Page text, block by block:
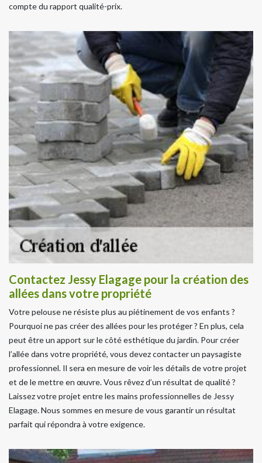
compte du rapport qualité-prix.
Contactez Jessy Elagage pour la création des
allées dans votre propriété
Votre pelouse ne résiste plus au piétinement de vos enfants ?
Pourquoi ne pas créer des allées pour les protéger ? En plus, cela
peut être un apport sur le côté esthétique du jardin. Pour créer
l’allée dans votre propriété, vous devez contacter un paysagiste
professionnel. Il sera en mesure de voir les détails de votre projet
et de le mettre en œuvre. Vous rêvez d’un résultat de qualité ?
Laissez votre projet entre les mains professionnelles de Jessy
Elagage. Nous sommes en mesure de vous garantir un résultat
parfait qui répondra à votre exigence.